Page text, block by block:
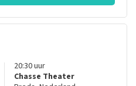
20:30uur
Chasse Theater